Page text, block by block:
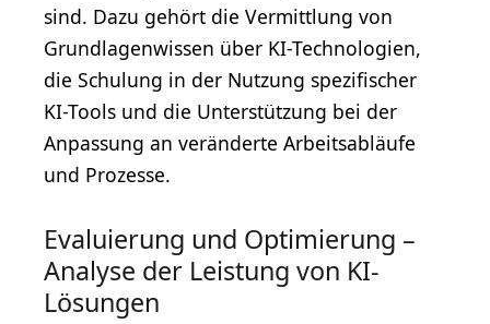
sind. Dazu gehört die Vermittlung von
Grundlagenwissen über KI-Technologien,
die Schulung in der Nutzung spezifischer
KI-Tools und die Unterstützung bei der
Anpassung an veränderte Arbeitsabläufe
und Prozesse.
Evaluierung und Optimierung –
Analyse der Leistung von KI-
Lösungen